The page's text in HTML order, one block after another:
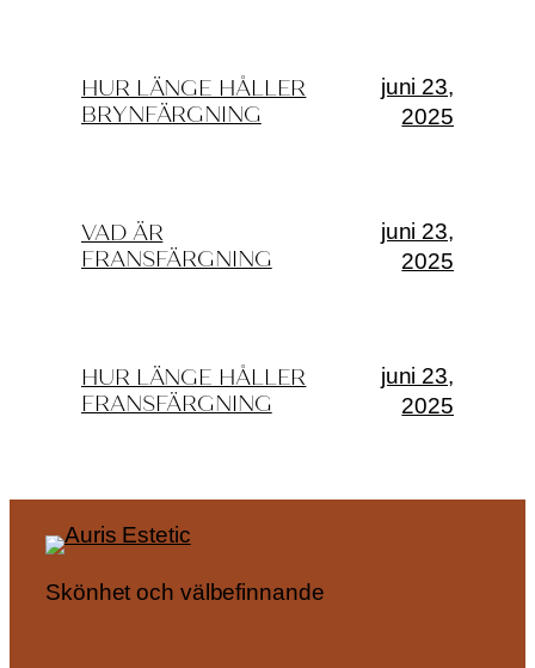
HUR LÄNGE HÅLLER
BRYNFÄRGNING
juni 23,
2025
VAD ÄR
FRANSFÄRGNING
juni 23,
2025
HUR LÄNGE HÅLLER
FRANSFÄRGNING
juni 23,
2025
Skönhet och välbefinnande